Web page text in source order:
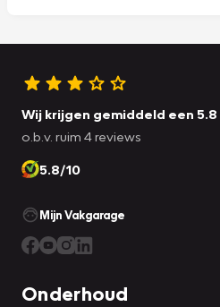
Wij krijgen gemiddeld een 5.8
o.b.v. ruim 4 reviews
5.8/10
Mijn Vakgarage
Onderhoud